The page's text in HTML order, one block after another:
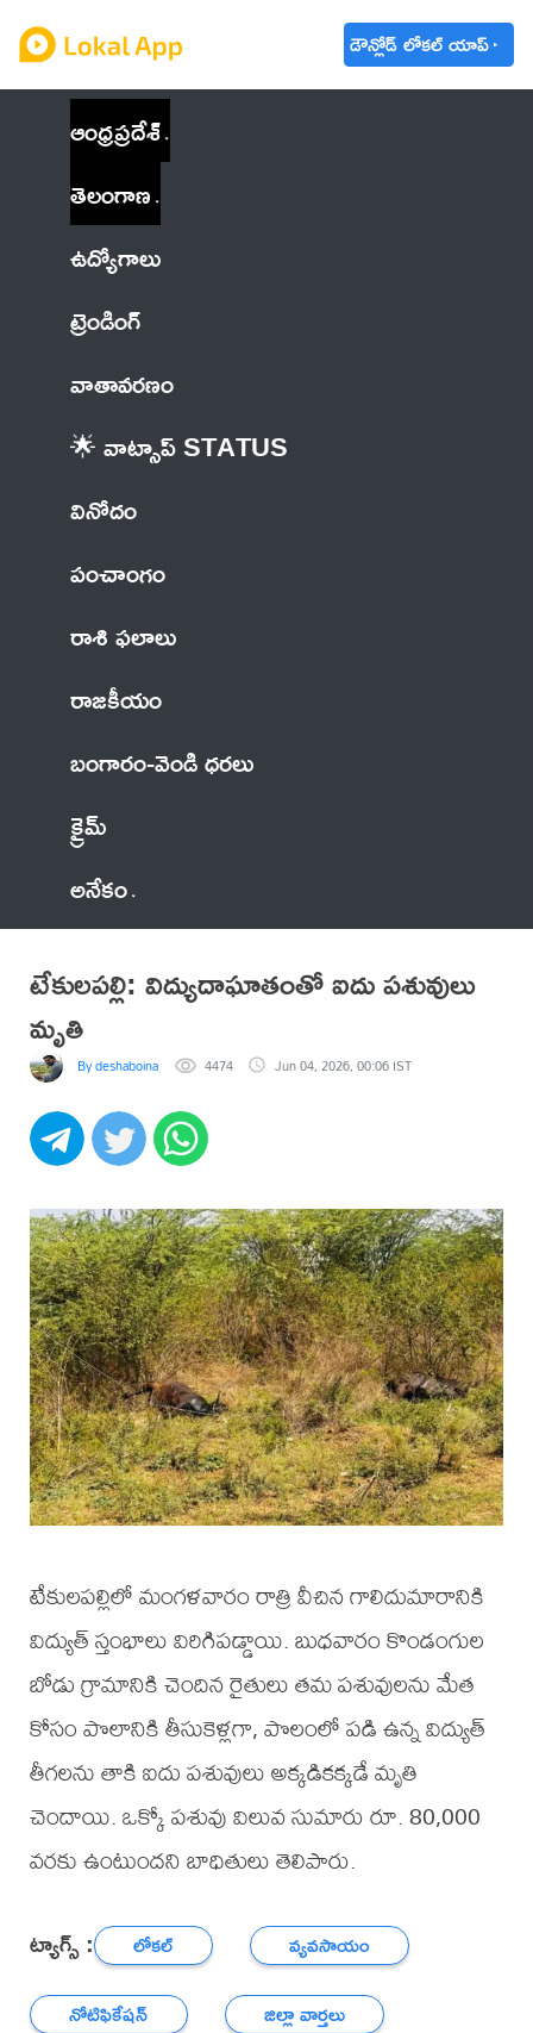
డౌన్లోడ్ లోకల్ యాప్
ఆంధ్రప్రదేశ్
తెలంగాణ
ఉద్యోగాలు
ట్రెండింగ్
వాతావరణం
🌟 వాట్సాప్ STATUS
వినోదం
పంచాంగం
రాశి ఫలాలు
రాజకీయం
బంగారం-వెండి ధరలు
క్రైమ్
అనేకం
టేకులపల్లి: విద్యుదాఘాతంతో ఐదు పశువులు
మృతి
By deshaboina 4474 Jun 04, 2026, 00:06 IST
టేకులపల్లిలో మంగళవారం రాత్రి వీచిన గాలిదుమారానికి
విద్యుత్ స్తంభాలు విరిగిపడ్డాయి. బుధవారం కొండంగుల
బోడు గ్రామానికి చెందిన రైతులు తమ పశువులను మేత
కోసం పొలానికి తీసుకెళ్లగా, పొలంలో పడి ఉన్న విద్యుత్
తీగలను తాకి ఐదు పశువులు అక్కడికక్కడే మృతి
చెందాయి. ఒక్కో పశువు విలువ సుమారు రూ. 80,000
వరకు ఉంటుందని బాధితులు తెలిపారు.
ట్యాగ్స్ : లోకల్
వ్యవసాయం
నోటిఫికేషన్
జిల్లా వార్తలు